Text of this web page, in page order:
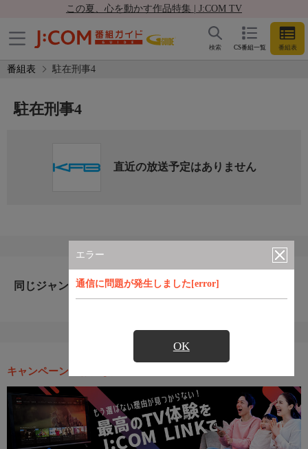
この夏、心を動かす作品特集 | J:COM TV
CS番組一覧 番組表
検索
番組表 駐在刑事4
エラー
通信に問題が発生しました[error]
OK
駐在刑事4
直近の放送予定はありません
同じジャンルのおすすめ番組
キャンペーン・お得な情報